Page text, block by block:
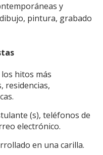
y
pintura, grabado
hitos más
residencias,
(s), teléfonos de
electrónico.
en una carilla.